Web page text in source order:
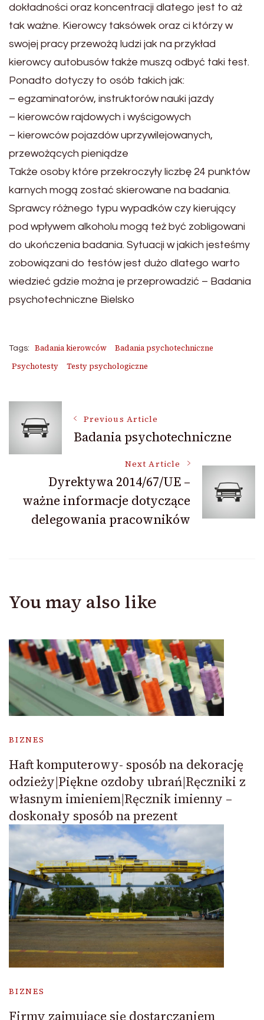
dokładności oraz koncentracji dlatego jest to aż
tak ważne. Kierowcy taksówek oraz ci którzy w
swojej pracy przewożą ludzi jak na przykład
kierowcy autobusów także muszą odbyć taki test.
Ponadto dotyczy to osób takich jak:
– egzaminatorów, instruktorów nauki jazdy
– kierowców rajdowych i wyścigowych
– kierowców pojazdów uprzywilejowanych,
przewożących pieniądze
Także osoby które przekroczyły liczbę 24 punktów
karnych mogą zostać skierowane na badania.
Sprawcy różnego typu wypadków czy kierujący
pod wpływem alkoholu mogą też być zobligowani
do ukończenia badania. Sytuacji w jakich jesteśmy
zobowiązani do testów jest dużo dlatego warto
wiedzieć gdzie można je przeprowadzić – Badania
psychotechniczne Bielsko
Tags: Badania kierowców
Badania psychotechniczne
Psychotesty
Testy psychologiczne
Post
Navigation
Previous Article
Badania psychotechniczne
Next Article
Dyrektywa 2014/67/UE –
ważne informacje dotyczące
delegowania pracowników
You may also like
BIZNES
Haft komputerowy- sposób na dekorację
odzieży|Piękne ozdoby ubrań|Ręczniki z
własnym imieniem|Ręcznik imienny –
doskonały sposób na prezent
BIZNES
Firmy zajmujące się dostarczaniem